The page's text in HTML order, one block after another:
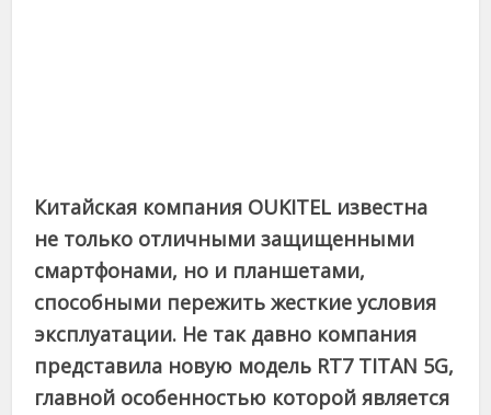
Китайская компания OUKITEL известна
не только отличными защищенными
смартфонами, но и планшетами,
способными пережить жесткие условия
эксплуатации. Не так давно компания
представила новую модель RT7 TITAN 5G,
главной особенностью которой является